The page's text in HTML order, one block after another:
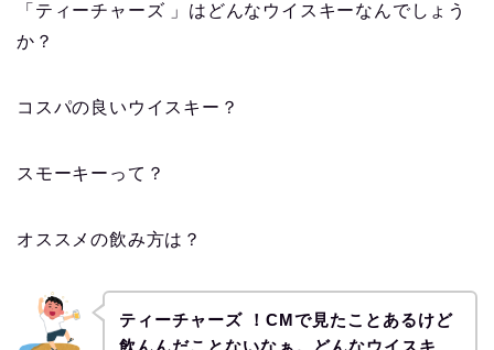
「ティーチャーズ 」はどんなウイスキーなんでしょう
か？
コスパの良いウイスキー？
スモーキーって？
オススメの飲み方は？
ティーチャーズ ！CMで見たことあるけど
飲んんだことないなぁ。どんなウイスキ